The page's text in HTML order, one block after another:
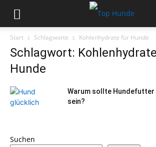
Start Schlagworte Kohlenhydrate für Hunde
Schlagwort:
Hunde
Warum sollte
sein?
Suchen